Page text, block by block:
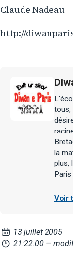
Claude Nadeau
http://
tous,
la
plus,
Voir
13 juillet 2005
21:22:00 —